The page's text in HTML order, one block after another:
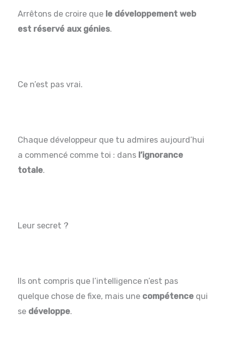
Arrêtons de croire que le développement web
est réservé aux génies.
Ce n’est pas vrai.
Chaque développeur que tu admires aujourd’hui
a commencé comme toi : dans l’ignorance
totale.
Leur secret ?
Ils ont compris que l’intelligence n’est pas
quelque chose de fixe, mais une compétence qui
se développe.